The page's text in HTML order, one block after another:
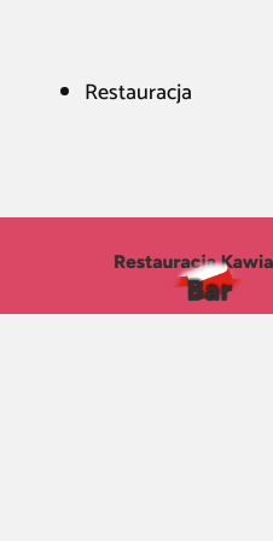
Restauracja